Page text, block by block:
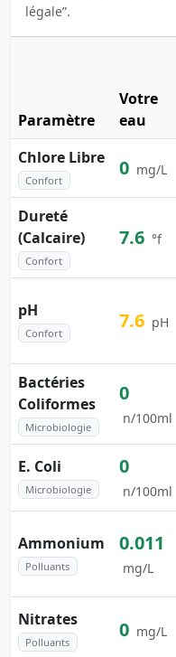
légale”.
Paramètre
Votre
eau
Chlore Libre
Confort
0 mg/L
Dureté
(Calcaire)
Confort
7.6 °f
pH
Confort
7.6 pH
Bactéries
Coliformes
Microbiologie
0
n/100ml
E. Coli
Microbiologie
0
n/100ml
Ammonium
Polluants
0.011
mg/L
Nitrates
Polluants
0 mg/L